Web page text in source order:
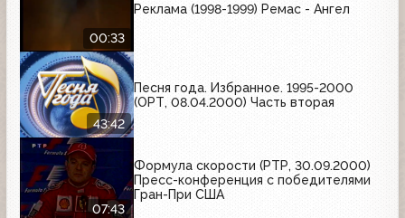
00:33
Реклама (1998-1999) Ремас - Ангел
43:42
Песня года. Избранное. 1995-2000
(ОРТ, 08.04.2000) Часть вторая
07:43
Формула скорости (РТР, 30.09.2000)
Пресс-конференция с победителями
Гран-При США